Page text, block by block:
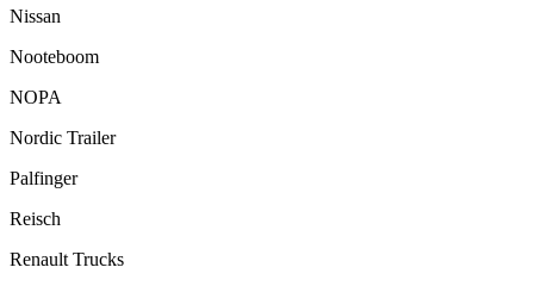
Nissan
Nooteboom
NOPA
Nordic Trailer
Palfinger
Reisch
Renault Trucks